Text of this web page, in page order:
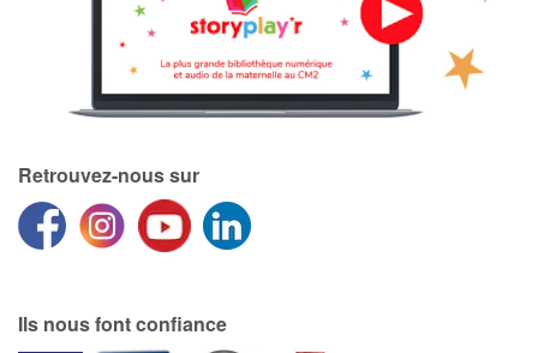
Retrouvez-nous sur
Ils nous font confiance